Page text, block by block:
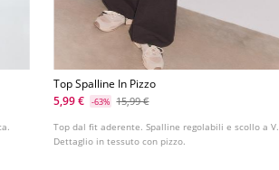
Top Spalline In Pizzo
5,99 €
-63% 15,99 €
Top dal fit aderente. Spalline regolabili e scollo a V.
Dettaglio in tessuto con pizzo.